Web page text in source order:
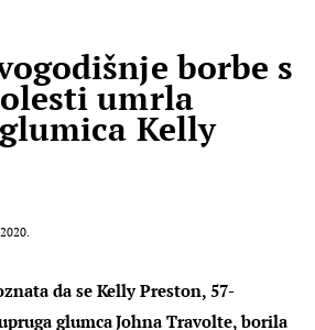
borbe s
umrla
Kelly
da se Kelly Preston, 57-
glumca Johna Travolte, borila